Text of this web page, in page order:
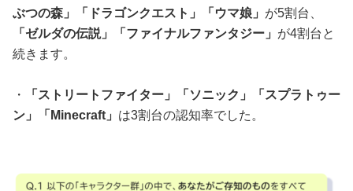
ぶつの森」「ドラゴンクエスト」「ウマ娘」 が5割台、
「ゼルダの伝説」「ファイナルファンタジー」 が4割台と
続きます。
・
「ストリートファイター」「ソニック」「スプラトゥー
ン」「 Minecraft 」 は3割台の認知率でした。